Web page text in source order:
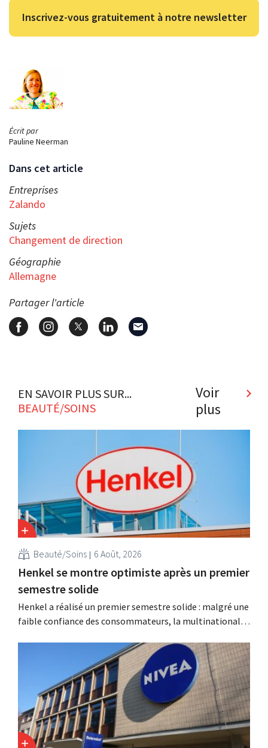
Écrit par
Pauline Neerman
Dans cet article
Entreprises
Zalando
Sujets
Changement de direction
Géographie
Allemagne
Partager l'article
Inscrivez-vous gratuitement à notre newsletter
EN SAVOIR PLUS SUR...
BEAUTÉ/SOINS
Voir
plus
Beauté/Soins 6 Août, 2026
Henkel se montre optimiste après un premier
semestre solide
Henkel a réalisé un premier semestre solide : malgré une
faible confiance des consommateurs, la multinationale
des soins capillaires et des lessives, et intensifie ses
activités d'acquisition.